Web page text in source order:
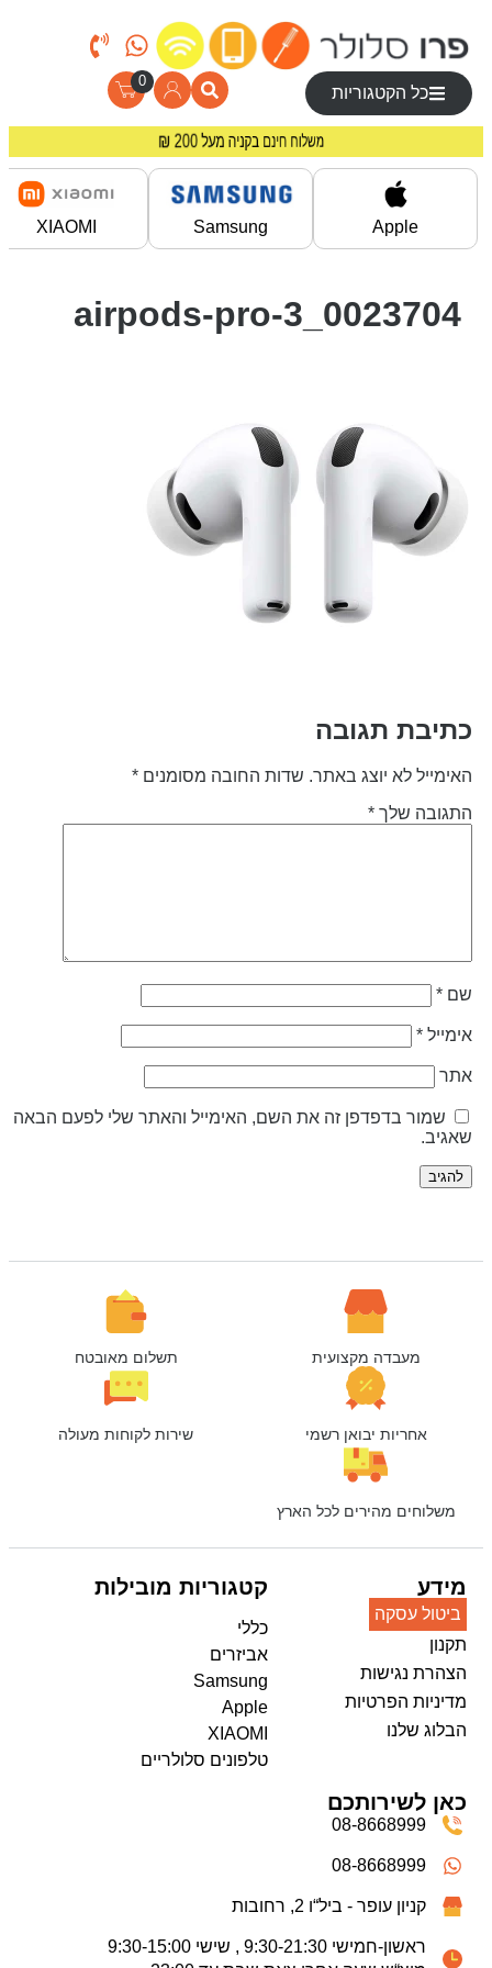
כל הקטגוריות
0
משלוח חינם בקניה מעל 200 ₪
מחירים מיוחדים לרוכשים באתר!
Apple
Samsung
XIAOMI
0023704_airpods-pro-3
תגובה
לא יוצג באתר. שדות החובה מסומנים*
שלך*
*
*
שמור בדפדפן זה את השם, האימייל והאתר שלי לפעם הבאה
מעבדה מקצועית תשלום מאובטח
אחריות יבואן רשמי שירות לקוחות מעולה
משלוחים מהירים לכל הארץ
מידע
ביטול עסקה
תקנון
הצהרת נגישות
מדיניות הפרטיות
הבלוג שלנו
קטגוריות מובילות
כללי
אביזרים
Samsung
Apple
XIAOMI
טלפונים סלולריים
כאן לשירותכם
08-8668999
08-8668999
קניון עופר - ביל“ו 2, רחובות
ראשון-חמישי 9:30-21:30 , שישי 9:30-15:00